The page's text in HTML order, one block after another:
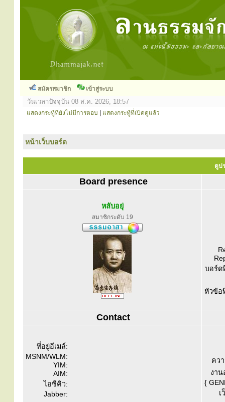
สมัครสมาชิก เข้าสู่ระบบ
วันเวลาปัจจุบัน 08 ส.ค. 2026, 18:57
แสดงกระทู้ที่ยังไม่มีการตอบ แสดงกระทู้ที่เปิดดูแล้ว
หน้าเว็บบอร์ด
ดูป
Board presence
หลับอยุ่
สมาชิกระดับ 19
บอร์ด
หัวข้อ
Contact
ที่อยู่อีเมล์:
MSNM/WLM:
YIM:
AIM:
ไอซีคิว:
Jabber:
คว
งาน
{
เ